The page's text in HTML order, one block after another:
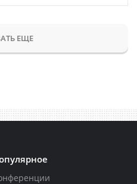
ЕЩЕ